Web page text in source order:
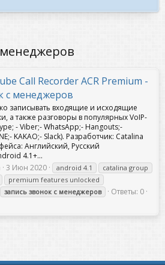
Call Recorder ACR Premium -
с менеджеров
записывать входящие и исходящие
а также разговоры в популярных VoIP-
- Viber;- WhatsApp;- Hangouts;-
KAKAO;- Slack). Разработчик: Catalina
Английский, Русский
4.1+...
3 Июн 2020 android 4.1
catalina group
premium features unlocked
запись звонок с менеджеров
Ответы: 0